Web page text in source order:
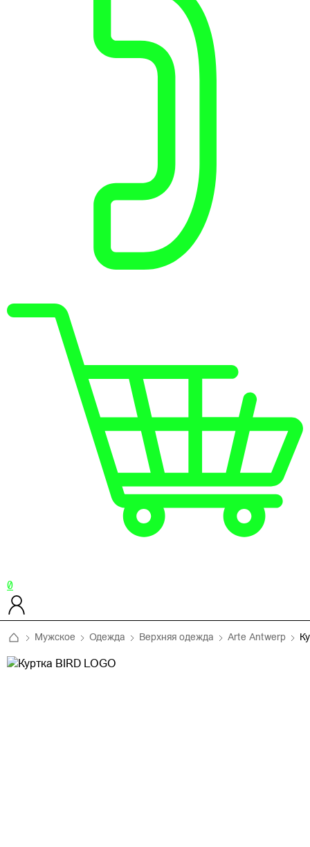
0
Мужское Одежда Верхняя одежда Arte Antwerp